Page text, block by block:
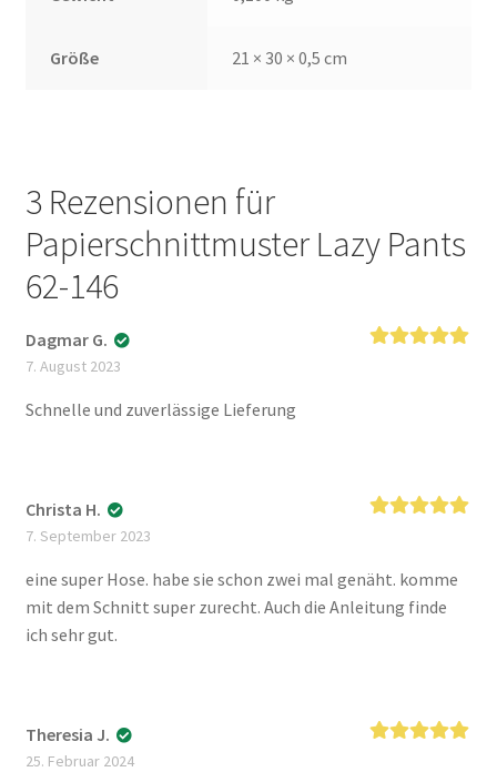
Größe 21 × 30 × 0,5 cm
3 Rezensionen für
Papierschnittmuster Lazy Pants
62-146
Dagmar G.
7. August 2023
Schnelle und zuverlässige Lieferung
Christa H.
7. September 2023
eine super Hose. habe sie schon zwei mal genäht. komme
mit dem Schnitt super zurecht. Auch die Anleitung finde
ich sehr gut.
Theresia J.
25. Februar 2024